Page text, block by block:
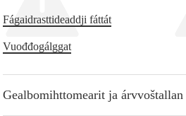
Fágaidrasttideaddji fáttát
Vuođđogálggat
Gealbomihttomearit ja árvvoštallan